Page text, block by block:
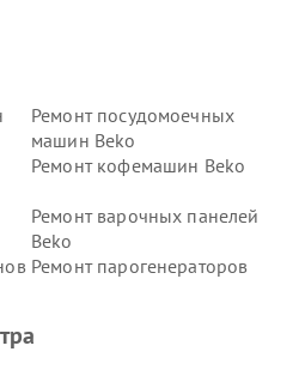
Ремонт посудомоечных
машин Beko
Ремонт кофемашин Beko
Ремонт варочных панелей
Beko
Ремонт парогенераторов
Ремонт морозильных камер